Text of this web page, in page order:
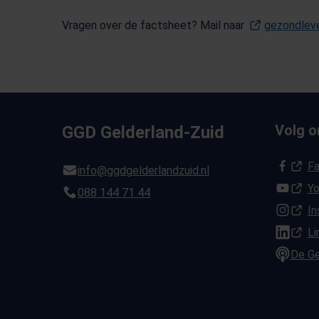
Vragen over de factsheet? Mail naar
GGD Gelderland-Zuid
info@ggdgelderlandzuid.nl
088 144 71 44
Volg
(Opent
(Opent
(Opent
(Opent
De